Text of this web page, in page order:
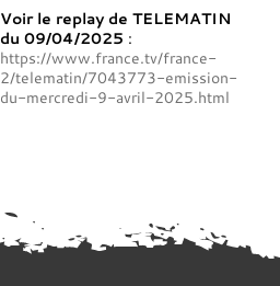
Voir le replay de TELEMATIN
du 09/04/2025 :
https://www.france.tv/france-
2/telematin/7043773-emission-
du-mercredi-9-avril-2025.html